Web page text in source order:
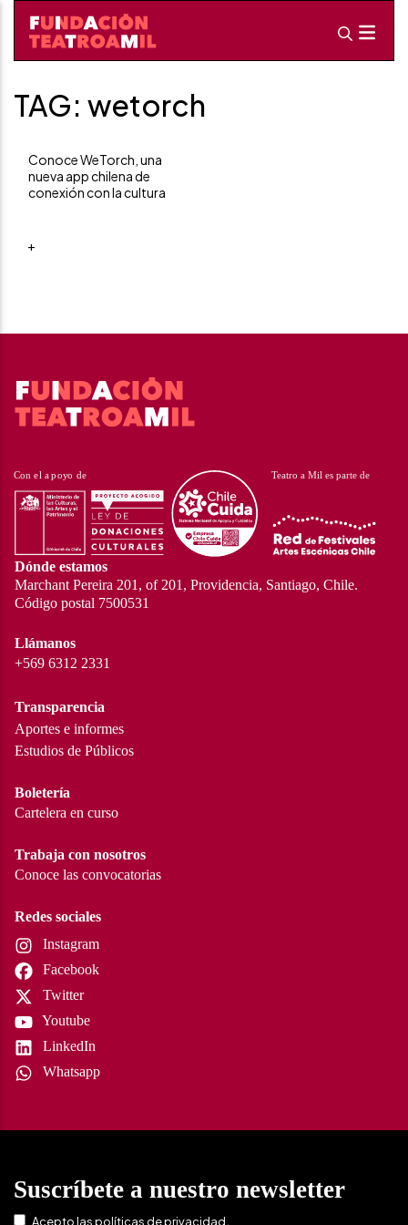
TAG: wetorch
Conoce WeTorch, una
nueva app chilena de
conexión con la cultura
+
Dónde estamos
Marchant Pereira 201, of 201, Providencia, Santiago, Chile.
Código postal 7500531
Llámanos
+569 6312 2331
Transparencia
Aportes e informes
Estudios de Públicos
Boletería
Cartelera en curso
Trabaja con nosotros
Conoce las convocatorias
Redes sociales
Instagram
Facebook
Twitter
Youtube
LinkedIn
Whatsapp
Suscríbete a nuestro newsletter
Acepto laspolíticas de privacidad.